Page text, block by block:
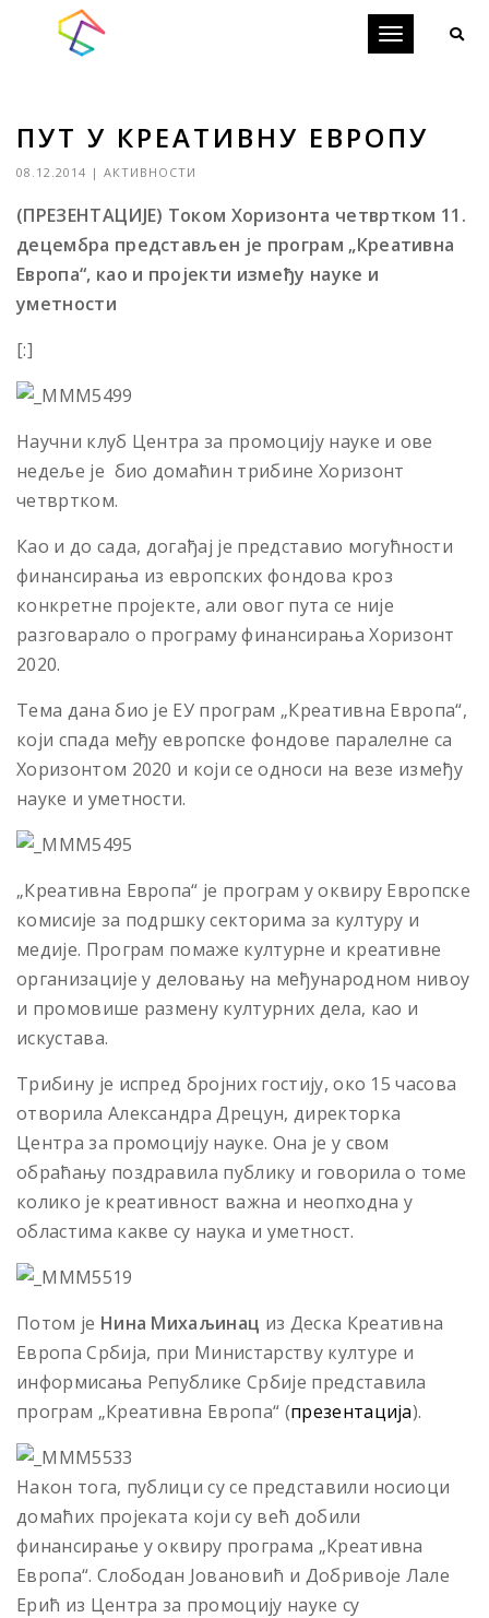
Toggle
ПУТ У КРЕАТИВНУ ЕВРОПУ
08.12.2014 | АКТИВНОСТИ
(ПРЕЗЕНТАЦИЈЕ) Током Хоризонта четвртком 11.
децембра представљен је програм „Креативна
Европа“, као и пројекти између науке и
уметности
[:]
Научни клуб Центра за промоцију науке и ове
недеље је био домаћин трибине Хоризонт
четвртком.
Као и до сада, догађај је представио могућности
финансирања из европских фондова кроз
конкретне пројекте, али овог пута се није
разговарало о програму финансирања Хоризонт
2020.
Тема дана био је ЕУ програм „Креативна Европа“,
који спада међу европске фондове паралелне са
Хоризонтом 2020 и који се односи на везе између
науке и уметности.
„Креативна Европа“ је програм у оквиру Европске
комисије за подршку секторима за културу и
медије. Програм помаже културне и креативне
организације у деловању на међународном нивоу
и промовише размену културних дела, као и
искустава.
Трибину је испред бројних гостију, око 15 часова
отворила Александра Дрецун, директорка
Центра за промоцију науке. Она је у свом
обраћању поздравила публику и говорила о томе
колико је креативност важна и неопходна у
областима какве су наука и уметност.
Потом је Нина Михаљинац из Деска Креативна
Европа Србија, при Министарству културе и
информисања Републике Србије представила
програм „Креативна Европа“ (презентација).
Након тога, публици су се представили носиоци
домаћих пројеката који су већ добили
финансирање у оквиру програма „Креативна
Европа“. Слободан Јовановић и Добривоје Лале
Ерић из Центра за промоцију науке су